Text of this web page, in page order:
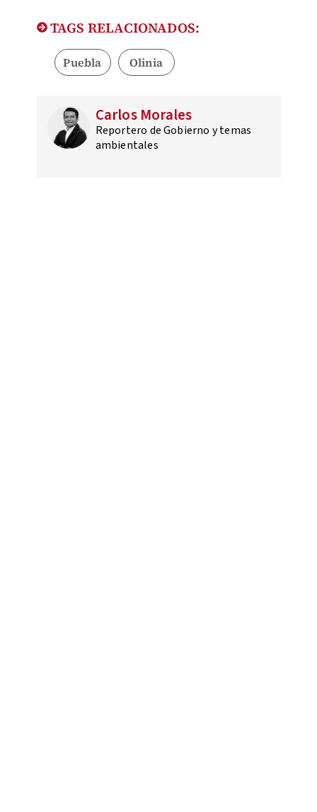
TAGS RELACIONADOS:
Puebla Olinia
Carlos Morales
Reportero de Gobierno y temas
ambientales